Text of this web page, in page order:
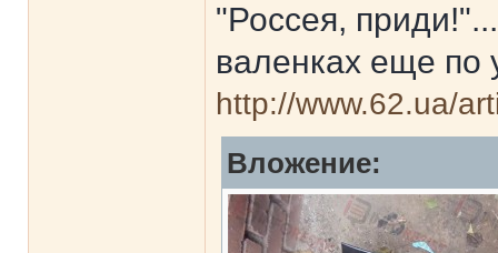
"Россея,
валенках еще
http://www.62.ua/
Вложение: